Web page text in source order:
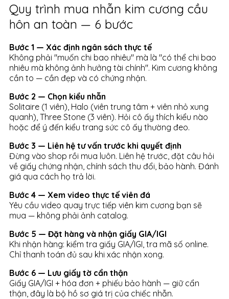
Quy trình mua nhẫn kim cương cầu
hôn an toàn — 6 bước
Bước 1 — Xác định ngân sách thực tế
Không phải "muốn chi bao nhiêu" mà là "có thể chi bao
nhiêu mà không ảnh hưởng tài chính". Kim cương không
cần to — cần đẹp và có chứng nhận.
Bước 2 — Chọn kiểu nhẫn
Solitaire (1 viên), Halo (viên trung tâm + viên nhỏ xung
quanh), Three Stone (3 viên). Hỏi cô ấy thích kiểu nào
hoặc để ý đến kiểu trang sức cô ấy thường đeo.
Bước 3 — Liên hệ tư vấn trước khi quyết định
Đừng vào shop rồi mua luôn. Liên hệ trước, đặt câu hỏi
về giấy chứng nhận, chính sách thu đổi, bảo hành. Đánh
giá qua cách họ trả lời.
Bước 4 — Xem video thực tế viên đá
Yêu cầu video quay trực tiếp viên kim cương bạn sẽ
mua — không phải ảnh catalog.
Bước 5 — Đặt hàng và nhận giấy GIA/IGI
Khi nhận hàng: kiểm tra giấy GIA/IGI, tra mã số online.
Chỉ thanh toán đủ sau khi xác nhận xong.
Bước 6 — Lưu giấy tờ cẩn thận
Giấy GIA/IGI + hóa đơn + phiếu bảo hành — giữ cẩn
thận, đây là bộ hồ sơ giá trị của chiếc nhẫn.